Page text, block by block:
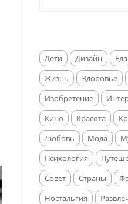
Дети Дизайн Еда
Жизнь
Здоровье
Изобретение
Кино
Красота
Любовь
Мода
Психология
Совет
Страны
Ностальгия